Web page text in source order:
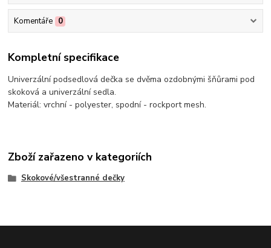
Komentáře 0
Kompletní specifikace
Univerzální podsedlová dečka se dvěma ozdobnými šňůrami pod
skoková a univerzální sedla.
Materiál: vrchní - polyester, spodní - rockport mesh.
Zboží zařazeno v kategoriích
Skokové/všestranné dečky